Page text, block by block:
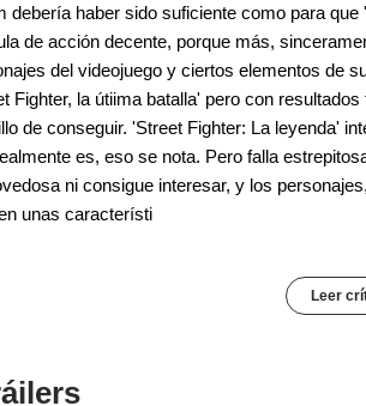
debería haber sido suficiente como para
de acción decente, porque más,
del videojuego y ciertos elementos de
Fighter, la útiima batalla' pero con
de conseguir. 'Street Fighter: La leyenda'
es, eso se nota. Pero falla
ni consigue interesar, y los
unas característi
Leer